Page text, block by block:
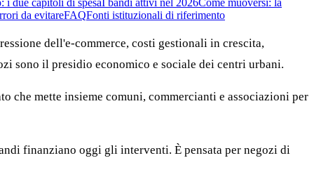
da evitareFAQFonti istituzionali di riferimento
dell'e-commerce, costi gestionali in crescita,
sono il presidio economico e sociale dei centri urbani.
che mette insieme comuni, commercianti e associazioni per
finanziano oggi gli interventi. È pensata per negozi di